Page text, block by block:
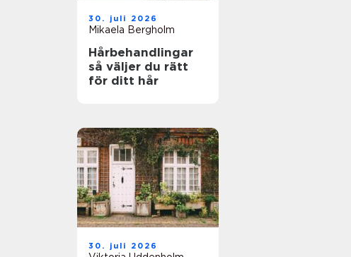
30. juli 2026
Mikaela Bergholm
Hårbehandlingar
så väljer du rätt
för ditt hår
30. juli 2026